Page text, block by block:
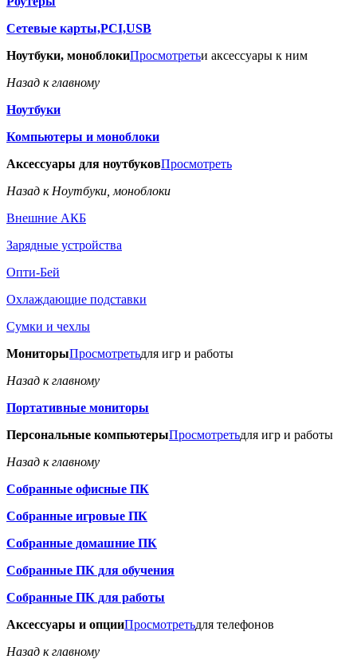
Сетевые карты,PCI,USB
Ноутбуки, моноблокиПросмотретьи аксессуары к ним
Назад к главному
Ноутбуки
Компьютеры и моноблоки
Аксессуары для ноутбуковПросмотреть
Назад к Ноутбуки, моноблоки
Внешние АКБ
Зарядные устройства
Опти-Бей
Охлаждающие подставки
Сумки и чехлы
МониторыПросмотретьдля игр и работы
Назад к главному
Портативные мониторы
Персональные компьютерыПросмотретьдля игр и работы
Назад к главному
Собранные офисные ПК
Собранные игровые ПК
Собранные домашние ПК
Собранные ПК для обучения
Собранные ПК для работы
Аксессуары и опцииПросмотретьдля телефонов
Назад к главному